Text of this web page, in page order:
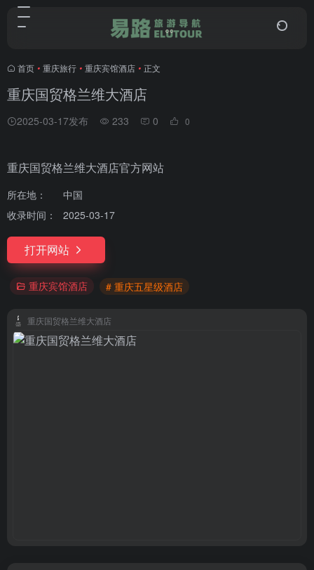
首页 • 重庆旅行 • 重庆宾馆酒店 • 正文
重庆国贸格兰维大酒店
2025-03-17发布 233 0 0
重庆国贸格兰维大酒店官方网站
所在地：
中国
收录时间：
2025-03-17
打开网站
重庆宾馆酒店 # 重庆五星级酒店
重庆国贸格兰维大酒店